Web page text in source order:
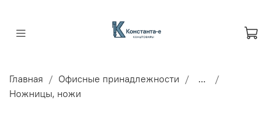
Главная Офисные принадлежности
...
Ножницы, ножи